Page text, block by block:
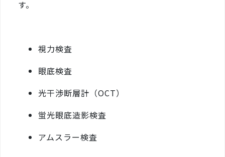
す。
視力検査
眼底検査
光干渉断層計（OCT）
蛍光眼底造影検査
アムスラー検査